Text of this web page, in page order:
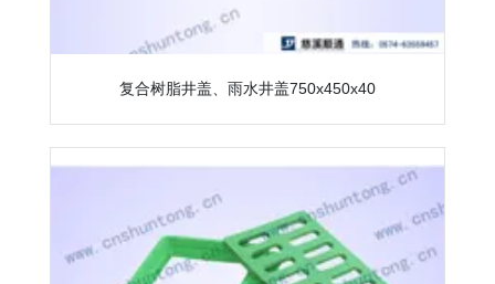
复合树脂井盖、雨水井盖750x450x40